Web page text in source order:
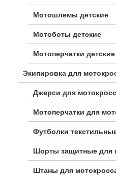
Мотошлемы детские
Мотоботы детские
Мотоперчатки детские
Экипировка для
Джерси для
Мотоперчатки для
Футболки
Шорты защитные для
Штаны для